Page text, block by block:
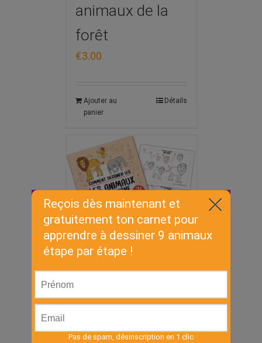
animaux de la
forêt
€3.00
Ajouter au
panier
Détails
Cahier –
Animaux de la